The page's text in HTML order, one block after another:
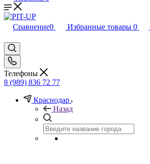
Сравнение0 Избранные товары 0
Телефоны
8 (989) 836 72 77
Краснодар
Назад